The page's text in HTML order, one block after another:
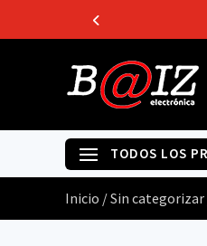
Inicio /Sin categorizar